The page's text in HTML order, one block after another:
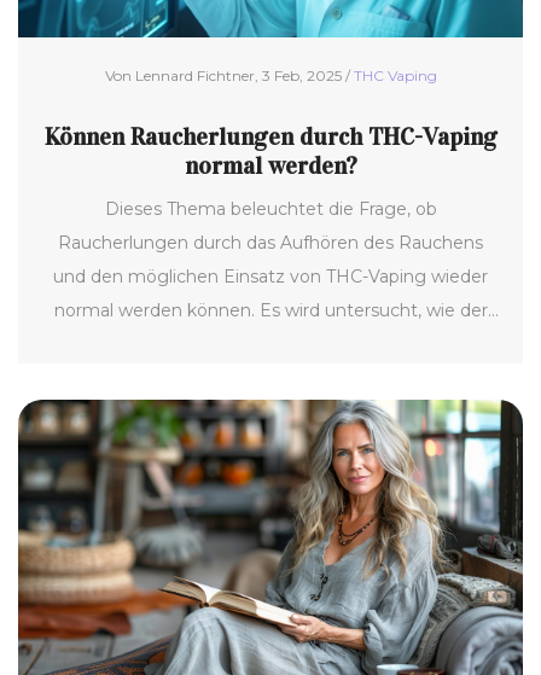
ab.
Von Lennard Fichtner, 3 Feb, 2025 / THC Vaping
Können Raucherlungen durch THC-Vaping
normal werden?
Dieses Thema beleuchtet die Frage, ob
Raucherlungen durch das Aufhören des Rauchens
und den möglichen Einsatz von THC-Vaping wieder
normal werden können. Es wird untersucht, wie der
interessante Fakten präsentiert, die dabei helfen
können, die Lungenheilung zu unterstützen. Dabei
steht im Vordergrund, wie schädliche Einflüsse
minimiert und gesunde Praktiken gefördert werden
können.